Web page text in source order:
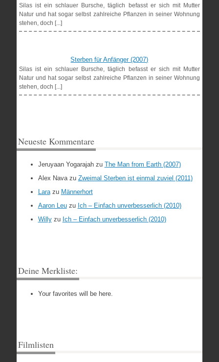
Silas ist ein schlauer Bursche, täglich befasst er sich mit Mutter
Natur und hat sogar selbst zahlreiche Pflanzen in seiner Wohnung
stehen, doch [...]
Sterben für Anfänger (2007)
Silas ist ein schlauer Bursche, täglich befasst er sich mit Mutter
Natur und hat sogar selbst zahlreiche Pflanzen in seiner Wohnung
stehen, doch [...]
Neueste Kommentare
Jeruyaan Yogarajahzu The Man from Earth (2007)
Alex Navazu Zweimal Sterben ist einmal zuviel (2011)
Larazu Männerhort
Aaron Leuzu Ich – Einfach unverbesserlich (2010)
Willyzu Ich – Einfach unverbesserlich (2010)
Deine Merkliste:
Your favorites will be here.
Filmlisten